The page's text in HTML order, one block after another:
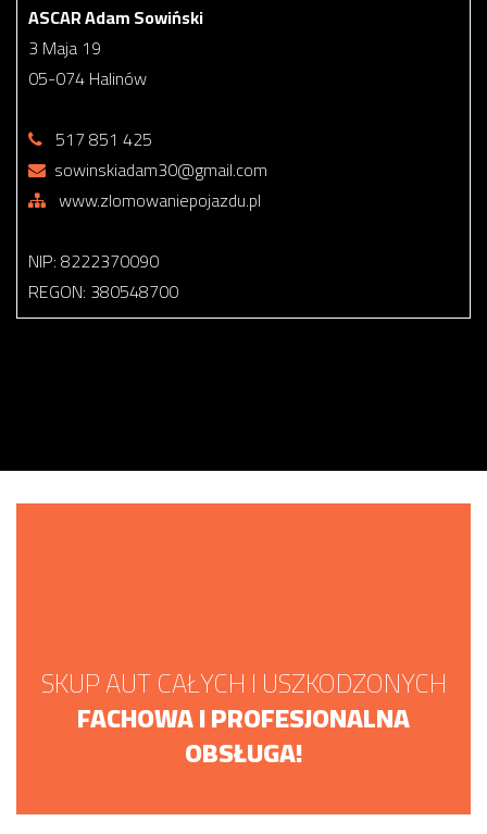
ASCAR Adam Sowiński
3 Maja 19
05-074 Halinów
517 851 425
sowinskiadam30@gmail.com
www.zlomowaniepojazdu.pl
NIP: 8222370090
REGON: 380548700
SKUP AUT CAŁYCH I USZKODZONYCH
FACHOWA I PROFESJONALNA
OBSŁUGA!